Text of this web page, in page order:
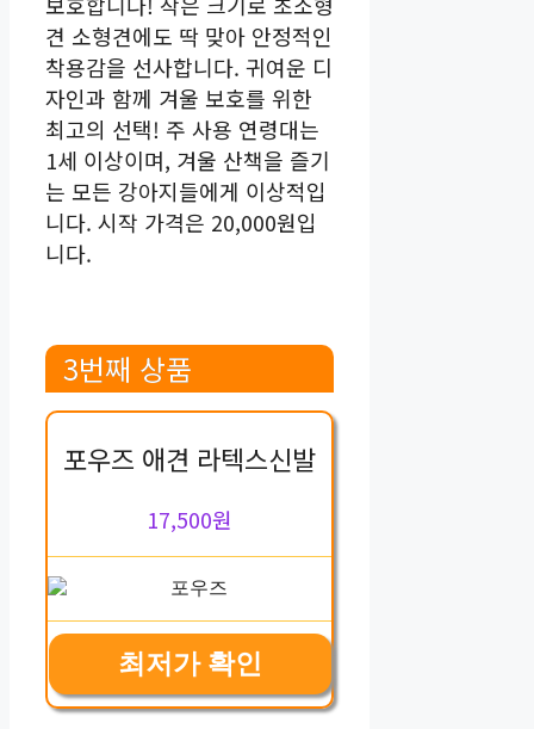
견 소형견에도 딱 맞아 안정적인
착용감을 선사합니다. 귀여운 디
자인과 함께 겨울 보호를 위한
최고의 선택! 주 사용 연령대는
1세 이상이며, 겨울 산책을 즐기
는 모든 강아지들에게 이상적입
니다. 시작 가격은 20,000원입
니다.
3번째 상품
포우즈 애견 라텍스신발
17,500원
최저가 확인